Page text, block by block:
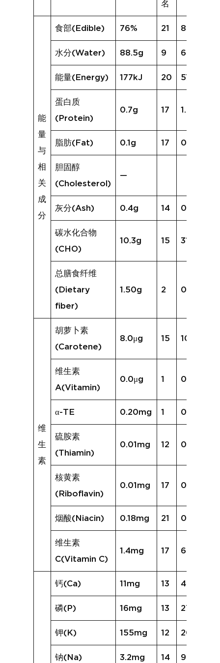
名
能
量
与
相
关
成
分
食部(Edible) 76% 21 85%
水分(Water) 88.5g 9 65.8g
能量(Energy) 177kJ 20 570kJ
蛋白质
(Protein)
0.7g 17 1.2g
脂肪(Fat) 0.1g 17 0.3g
胆固醇
(Cholesterol)
—
灰分(Ash) 0.4g 14 0.9g
碳水化合物
(CHO)
10.3g 15 31.8g
总膳食纤维
(Dietary
fiber)
1.50g 2 0.3g
维
生
素
胡萝卜素
(Carotene)
8.0μg 15 101.0μg
维生素
A(Vitamin)
0.0μg 1 0.0μg
α-TE 0.20mg 1 0.02mg
硫胺素
(Thiamin)
0.01mg 12 0.02mg
核黄素
(Riboflavin)
0.01mg 17 0.06mg
烟酸(Niacin) 0.18mg 21 0.60mg
维生素
C(Vitamin C)
1.4mg 17 68.8mg
钙(Ca) 11mg 13 45mg
磷(P) 16mg 13 27mg
钾(K) 155mg 12 200mg
钠(Na) 3.2mg 14 9.3mg